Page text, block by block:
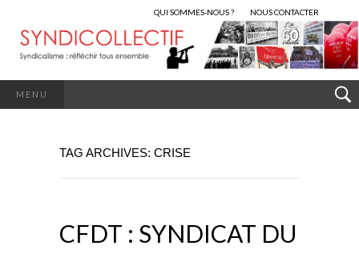
QUI SOMMES-NOUS ? NOUS CONTACTER
MENU
TAG ARCHIVES: CRISE
CFDT : SYNDICAT DU